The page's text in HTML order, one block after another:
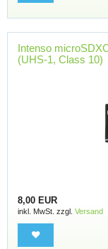
Intenso
(UHS-1, Class 10)
8,00 EUR
inkl. MwSt. zzgl. Versand